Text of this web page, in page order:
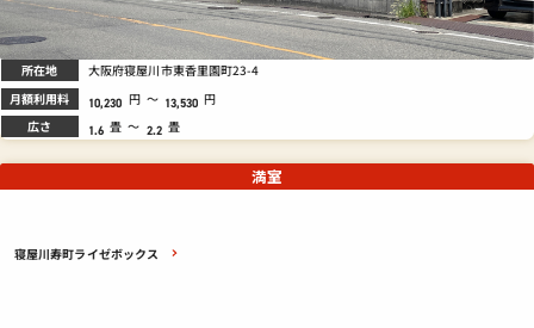
所在地 大阪府寝屋川市東香里園町23-4
月額利用料 10,230 円 ～ 13,530 円
広さ 1.6 畳 ～ 2.2 畳
寝屋川寿町ライゼボックス
満室